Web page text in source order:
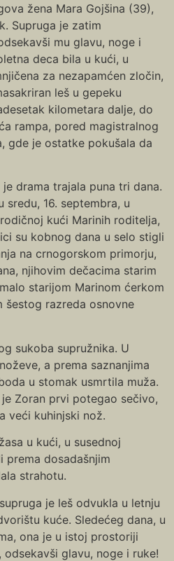
žena Mara Gojšina (39),
Supruga je zatim
mu glavu, noge i
deca bila u kući, u
za nezapamćen zločin,
leš u gepeku
kilometara dalje, do
rampa, pored magistralnog
gde je ostatke pokušala da
drama trajala puna tri dana.
16. septembra, u
kući Marinih roditelja,
su kobnog dana u selo stigli
na crnogorskom primorju,
njihovim dečacima starim
starijom Marinom ćerkom
šestog razreda osnovne
sukoba supružnika. U
a prema saznanjima
u stomak usmrtila muža.
Zoran prvi potegao sečivo,
veći kuhinjski nož.
u kući, u susednoj
prema dosadašnjim
strahotu.
je leš odvukla u letnju
kuće. Sledećeg dana, u
ona je u istoj prostoriji
glavu, noge i ruke!